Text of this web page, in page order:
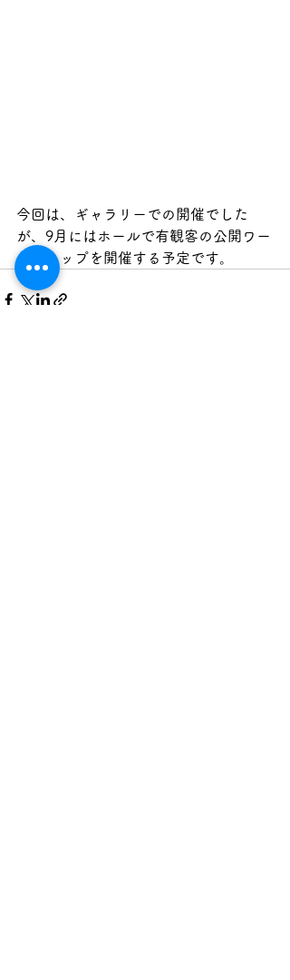
今回は、ギャラリーでの開催でした
が、9月にはホールで有観客の公開ワー
クショップを開催する予定です。